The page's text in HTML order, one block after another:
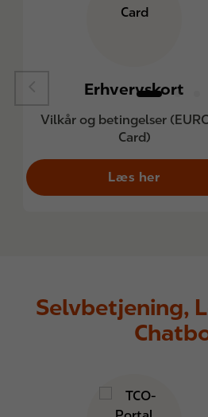
Erhvervskort
Vilkår og betingelser
Card)
Læs her
Selvbetjening,